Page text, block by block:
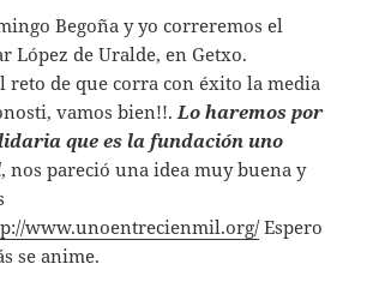
Begoña y yo correremos el
López de Uralde, en Getxo.
reto de que corra con éxito la media
vamos bien!!.Lo haremos por
que es la fundación uno
, nos pareció una idea muy buena y
www.unoentrecienmil.org/Espero
se anime.